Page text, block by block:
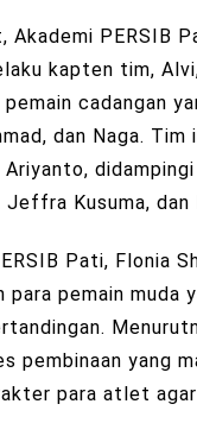
PERSIB
kapten tim,
cadangan
dan Naga.
Jeffra Kusuma,
Pati, Flonia
para pemain muda
pembinaan yang
para atlet